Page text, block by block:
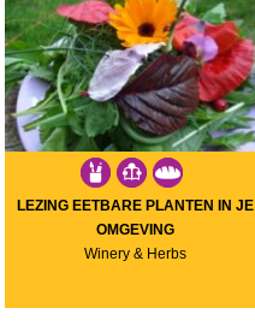
LEZING EETBARE PLANTEN IN JE
OMGEVING
Winery & Herbs